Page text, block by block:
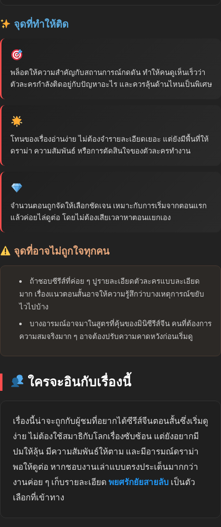
จุดที่ทำให้ติด
พล็อตให้ความสำคัญกับสถานการณ์กดดัน ทำให้คนดูเห็นเร็วว่า
ตัวละครกำลังติดอยู่กับปัญหาอะไร และควรลุ้นด้านไหนเป็นพิเศษ
โทนของเรื่องอ่านง่าย ไม่ต้องจำรายละเอียดเยอะ แต่ยังมีพื้นที่ให้
ดราม่า ความสัมพันธ์ หรือการตัดสินใจของตัวละครทำงาน
จำนวนตอนถูกจัดให้เลือกชัดเจน เหมาะกับการเริ่มจากตอนแรก
แล้วค่อยไล่ดูต่อ โดยไม่ต้องเสียเวลาหาตอนแยกเอง
จุดที่อาจไม่ถูกใจทุกคน
ถ้าชอบซีรีส์ที่ค่อย ๆ ปูรายละเอียดตัวละครแบบละเอียด
มาก เรื่องแนวตอนสั้นอาจให้ความรู้สึกว่าบางเหตุการณ์ขยับ
ไวไปบ้าง
บางอารมณ์อาจมาในสูตรที่คุ้นของมินิซีรีส์จีน คนที่ต้องการ
ความสมจริงมาก ๆ อาจต้องปรับความคาดหวังก่อนเริ่มดู
ใครจะอินกับเรื่องนี้
เรื่องนี้น่าจะถูกกับผู้ชมที่อยากได้ซีรีส์จีนตอนสั้นซึ่งเริ่มดู
ง่าย ไม่ต้องใช้สมาธิกับโลกเรื่องซับซ้อน แต่ยังอยากมี
ปมให้ลุ้น มีความสัมพันธ์ให้ตาม และมีอารมณ์ดราม่า
พอให้ดูต่อ หากชอบงานเล่าแบบตรงประเด็นมากกว่า
งานค่อย ๆ เก็บรายละเอียด พยศรักยัยสายลับ เป็นตัว
เลือกที่เข้าทาง